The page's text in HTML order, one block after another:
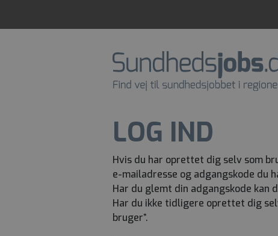
LOG IND
Hvis du har oprettet dig selv som
e-mailadresse og adgangskode du
Har du glemt din adgangskode kan
Har du ikke tidligere oprettet dig
bruger”.